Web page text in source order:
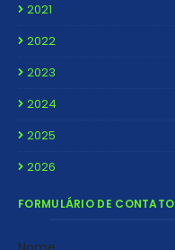
2021
2022
2023
2024
2025
2026
FORMULÁRIO DE CONTATO